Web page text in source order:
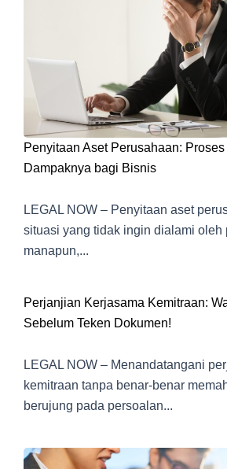
Penyitaan Aset Perusahaan:
Dampaknya bagi Bisnis
LEGAL NOW – Penyitaan aset
situasi yang tidak ingin dialami oleh
manapun,...
Perjanjian Kerjasama Kemitraan:
Sebelum Teken Dokumen!
LEGAL NOW – Menandatangani
kemitraan tanpa benar-benar
berujung pada persoalan...